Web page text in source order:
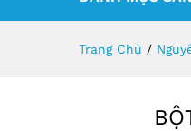
Trang Chủ /